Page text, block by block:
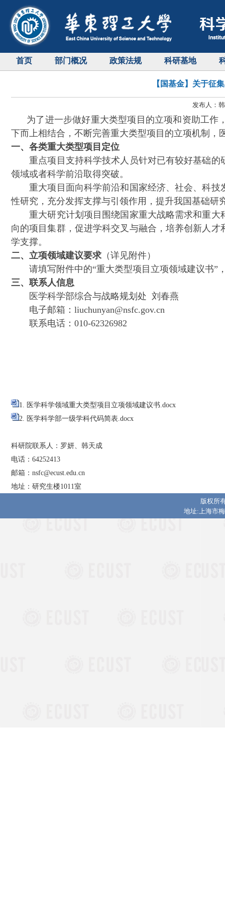
首页 部门概况 政策法规 科研基地
【国基金】关于征
发布人：
为了进一步做好重大类型项目的立项和资助工作
下而上相结合，不断完善重大类型项目的立项机制
一、各类重大类型项目定位
重点项目支持科学技术人员针对已有较好基础的
领域或者科学前沿取得突破。
重大项目面向科学前沿和国家经济、社会、科技
性研究，充分发挥支撑与引领作用，提升我国基础研
重大研究计划项目围绕国家重大战略需求和重大
向的项目集群，促进学科交叉与融合，培养创新人
学支撑。
二、立项领域建议要求 （详见附件）
请填写附件中的“重大类型项目立项领域建议书”
三、联系人信息
医学科学部综合与战略规划处 刘春燕
电子邮箱：liuchunyan@nsfc.gov.cn
联系电话：010-62326982
1. 医学科学领域重大类型项目立项领域建议书.docx
2. 医学科学部一级学科代码简表.docx
科研院联系人：罗妍、韩天成
电话：64252413
邮箱：nsfc@ecust.edu.cn
地址：研究生楼1011室
版权所
地址:上海市